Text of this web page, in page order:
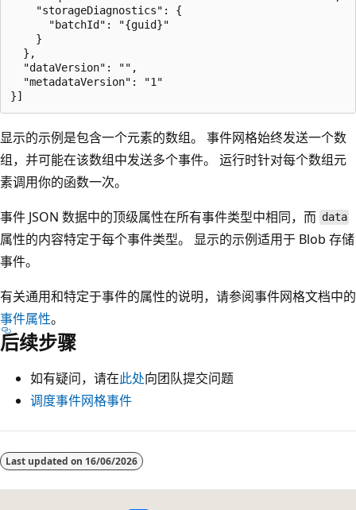
    "storageDiagnostics": {
      "batchId": "{guid}"
    }
  },
  "dataVersion": "",
  "metadataVersion": "1"
显示的示例是包含一个元素的数组。 事件网格始终发送一个数
组，并可能在该数组中发送多个事件。 运行时针对每个数组元
素调用你的函数一次。
事件 JSON 数据中的顶级属性在所有事件类型中相同，而 data
属性的内容特定于每个事件类型。 显示的示例适用于 Blob 存储
事件。
有关通用和特定于事件的属性的说明，请参阅事件网格文档中的
事件属性。
后续步骤
如有疑问，请在此处向团队提交问题
调度事件网格事件
Last updated on 16/06/2026